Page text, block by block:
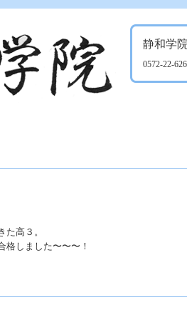
静和学
0572-22-
た高３。
格しました〜〜〜！